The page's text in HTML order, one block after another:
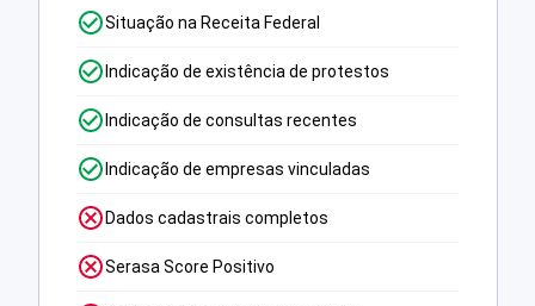
Situação na Receita Federal
Indicação de existência de protestos
Indicação de consultas recentes
Indicação de empresas vinculadas
Dados cadastrais completos
Serasa Score Positivo